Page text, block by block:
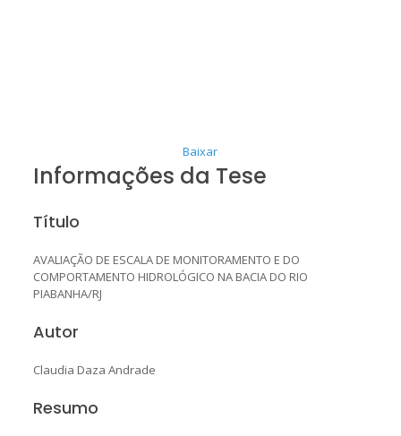
Baixar
Informações da Tese
Título
AVALIAÇÃO DE ESCALA DE MONITORAMENTO E DO
COMPORTAMENTO HIDROLÓGICO NA BACIA DO RIO
PIABANHA/RJ
Autor
Claudia Daza Andrade
Resumo